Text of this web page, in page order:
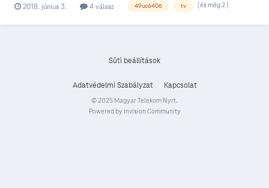
2018. június 3. 4 válasz 49uc6406 tv (és még 2 )
Süti beállítások
Adatvédelmi Szabályzat Kapcsolat
© 2025 Magyar Telekom Nyrt.
Powered by Invision Community